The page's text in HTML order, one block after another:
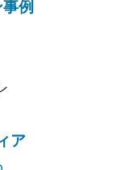
事例
ア